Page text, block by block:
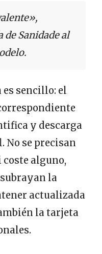
de Sanidade al
sencillo: el
y descarga
No se precisan
alguno,
la
actualizada
la tarjeta